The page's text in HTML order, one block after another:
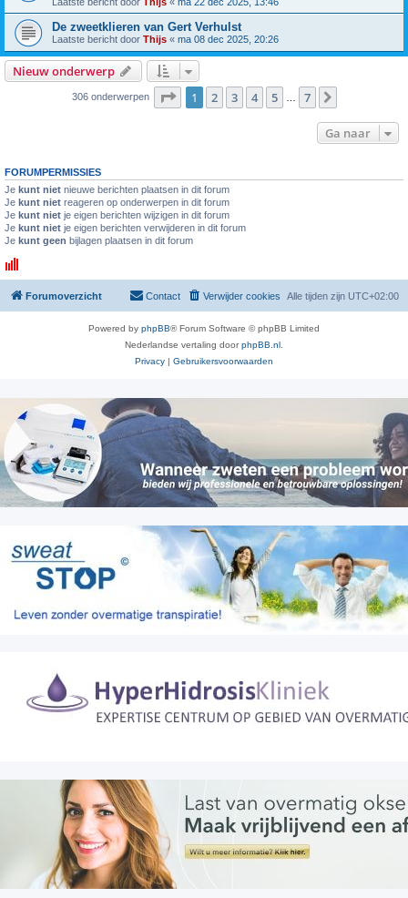
De zweetklieren van Gert Verhulst
Laatste bericht door Thijs « ma 08 dec 2025, 20:26
Nieuw onderwerp
306 onderwerpen Pagina van 7
1 2 3 4 5 7
Ga naar
FORUMPERMISSIES
Je kunt niet nieuwe berichten plaatsen in dit forum
Je kunt niet reageren op onderwerpen in dit forum
Je kunt niet je eigen berichten wijzigen in dit forum
Je kunt niet je eigen berichten verwijderen in dit forum
Je kunt geen bijlagen plaatsen in dit forum
Forumoverzicht Alle tijden zijn UTC+02:00
Verwijder cookies
Contact
Powered by phpBB® Forum Software © phpBB Limited
Nederlandse vertaling doorphpBB.nl
Privacy | Gebruikersvoorwaarden